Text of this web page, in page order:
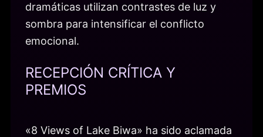
dramáticas utilizan contrastes de luz y
sombra para intensificar el conflicto
emocional.
RECEPCIÓN CRÍTICA Y
PREMIOS
«8 Views of Lake Biwa» ha sido aclamada